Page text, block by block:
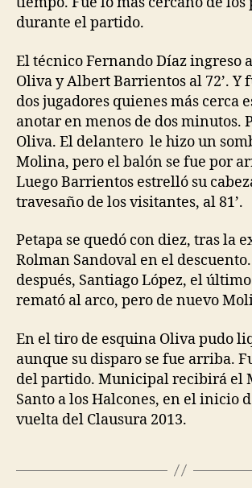
durante el partido.
El técnico Fernando Díaz ingreso
Oliva y Albert Barrientos al 72’. Y
dos jugadores quienes más cerca
anotar en menos de dos minutos.
Oliva. El delantero le hizo un
Molina, pero el balón se fue por
Luego Barrientos estrelló su
travesaño de los visitantes, al 81’.
Petapa se quedó con diez, tras la
Rolman Sandoval en el
después, Santiago López, el
remató al arco, pero de nuevo
En el tiro de esquina Oliva pudo
aunque su disparo se fue arriba.
del partido. Municipal recibirá el
Santo a los Halcones, en el inicio
vuelta del Clausura 2013.